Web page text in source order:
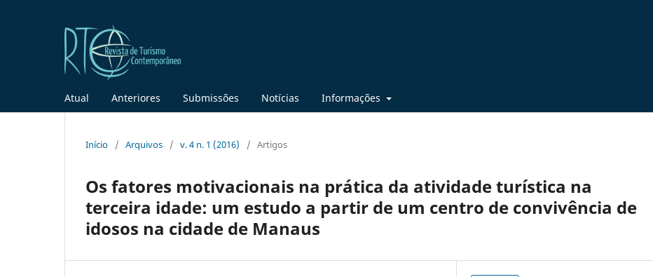
Atual Anteriores Submissões Notícias Informações
Início / Arquivos / v. 4 n. 1 (2016) / Artigos
Os fatores motivacionais na prática da atividade turística na
terceira idade: um estudo a partir de um centro de convivência de
idosos na cidade de Manaus